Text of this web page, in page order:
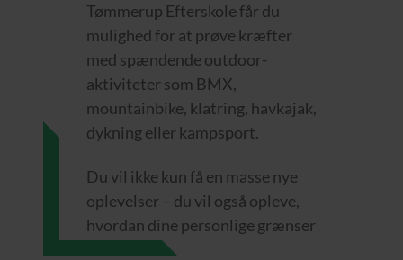
Tømmerup Efterskole får du
mulighed for at prøve kræfter
med spændende outdoor-
aktiviteter som BMX,
mountainbike, klatring, havkajak,
dykning eller kampsport.
Du vil ikke kun få en masse nye
oplevelser – du vil også opleve,
hvordan dine personlige grænser
bliver rykket. Vi kaster os ud i